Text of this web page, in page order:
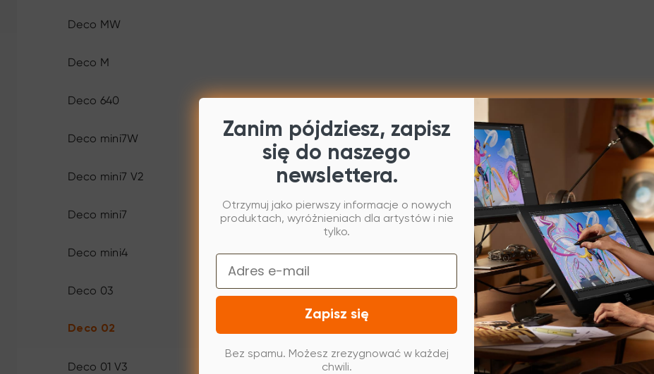
Deco MW
Deco M
Deco 640
Deco mini7W
Deco mini7 V2
Deco mini7
Deco mini4
Deco 03
Deco 02
Deco 01 V3
Zanim pójdziesz, zapisz
się do naszego
newslettera.
Otrzymuj jako pierwszy informacje o nowych
produktach, wyróżnieniach dla artystów i nie
tylko.
Email
Zapisz się
Bez spamu. Możesz zrezygnować w każdej
chwili.